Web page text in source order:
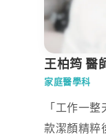
王柏筠 醫
家庭醫學科
「工作一
款潔顏精粹